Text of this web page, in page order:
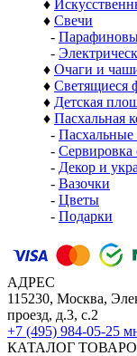
♦
♦ Свечи
-
-
♦ Очаги и
♦ Светящиеся
♦ Детская
♦ Пасхальная
- Пасхальные
- Сервировка
- Декор и
- Вазочки
- Цветы
- Подарки
АДРЕС
115230, Москва,
проезд, д.3, с.2
+7 (495) 984-05-25
КАТАЛОГ